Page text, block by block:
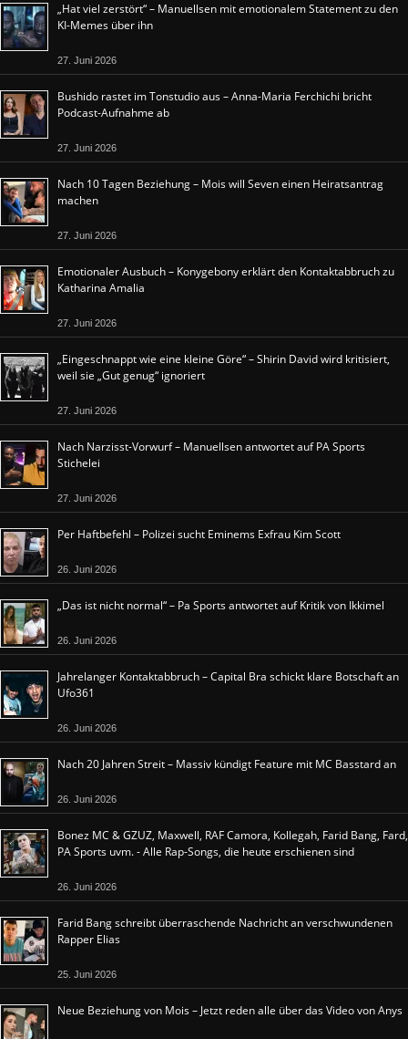
„Hat viel zerstört“ – Manuellsen mit emotionalem Statement zu den
KI-Memes über ihn
27. Juni 2026
Bushido rastet im Tonstudio aus – Anna-Maria Ferchichi bricht
Podcast-Aufnahme ab
27. Juni 2026
Nach 10 Tagen Beziehung – Mois will Seven einen Heiratsantrag
machen
27. Juni 2026
Emotionaler Ausbuch – Konygebony erklärt den Kontaktabbruch zu
Katharina Amalia
27. Juni 2026
„Eingeschnappt wie eine kleine Göre“ – Shirin David wird kritisiert,
weil sie „Gut genug“ ignoriert
27. Juni 2026
Nach Narzisst-Vorwurf – Manuellsen antwortet auf PA Sports
Stichelei
27. Juni 2026
Per Haftbefehl – Polizei sucht Eminems Exfrau Kim Scott
26. Juni 2026
„Das ist nicht normal“ – Pa Sports antwortet auf Kritik von Ikkimel
26. Juni 2026
Jahrelanger Kontaktabbruch – Capital Bra schickt klare Botschaft an
Ufo361
26. Juni 2026
Nach 20 Jahren Streit – Massiv kündigt Feature mit MC Basstard an
26. Juni 2026
Bonez MC & GZUZ, Maxwell, RAF Camora, Kollegah, Farid Bang, Fard,
PA Sports uvm. - Alle Rap-Songs, die heute erschienen sind
26. Juni 2026
Farid Bang schreibt überraschende Nachricht an verschwundenen
Rapper Elias
25. Juni 2026
Neue Beziehung von Mois – Jetzt reden alle über das Video von Anys